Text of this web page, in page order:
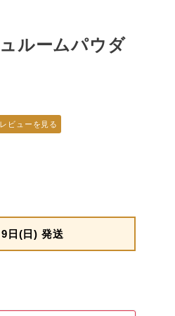
ルームパウダ
レビューを見る
日(日) 発送